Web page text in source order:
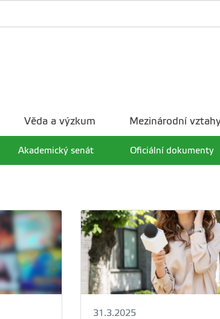
Akademický senát Oficiální dokumenty
Věda a výzkum Mezinárodní
31.3.2025